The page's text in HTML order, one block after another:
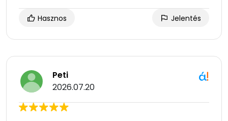
Hasznos Jelentés
Peti
2026.07.20